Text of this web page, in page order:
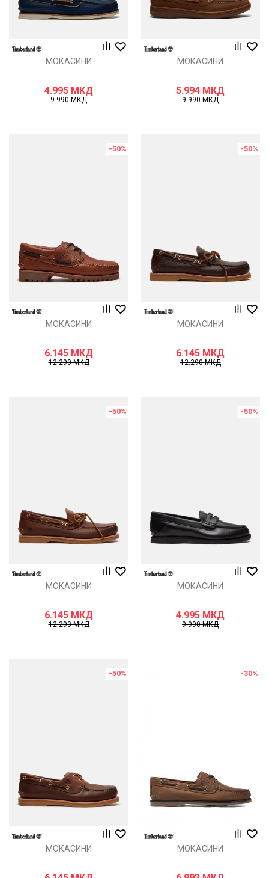
МОКАСИНИ
4.995 МКД
9.990МКД
МОКАСИНИ
5.994 МКД
9.990МКД
-50%
МОКАСИНИ
6.145 МКД
12.290МКД
-50%
МОКАСИНИ
6.145 МКД
12.290МКД
-50%
МОКАСИНИ
6.145 МКД
12.290МКД
-50%
МОКАСИНИ
4.995 МКД
9.990МКД
-50%
МОКАСИНИ
-30%
МОКАСИНИ